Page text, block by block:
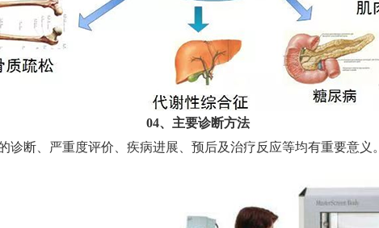
04、主要诊断方法
断、严重度评价、疾病进展、预后及治疗反应等均有重要意义